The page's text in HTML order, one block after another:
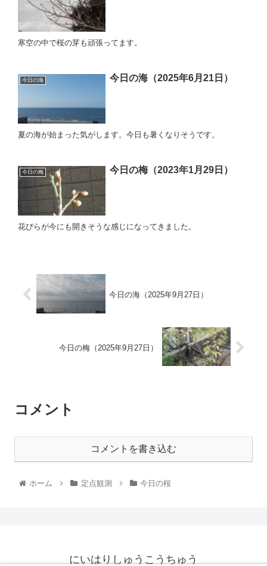
寒空の中で桜の芽も頑張ってます。
今日の海 今日の海（2025年6月21日）
夏の海が始まった気がします。今日も暑くなりそうです。
今日の梅 今日の梅（2023年1月29日）
花びらが今にも開きそうな感じになってきました。
今日の海（2025年9月27日）
今日の梅（2025年9月27日）
コメント
コメントを書き込む
ホーム 定点観測 今日の桜
にいはりしゅうこうちゅう